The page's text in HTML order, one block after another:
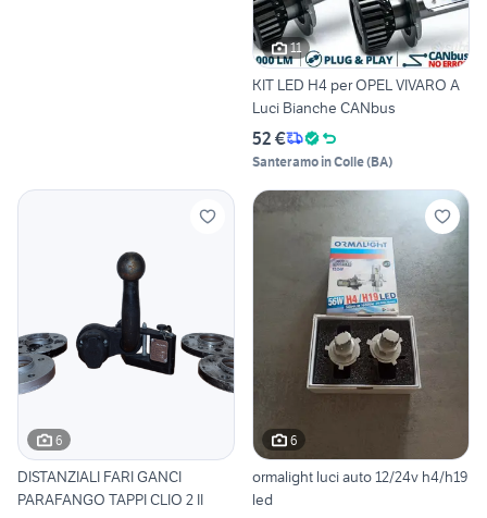
11
KIT LED H4 per OPEL VIVARO A
Luci Bianche CANbus
52 €
Santeramo in Colle(BA)
6
DISTANZIALI FARI GANCI
PARAFANGO TAPPI CLIO 2 II
6
ormalight luci auto 12/24v h4/h19
led